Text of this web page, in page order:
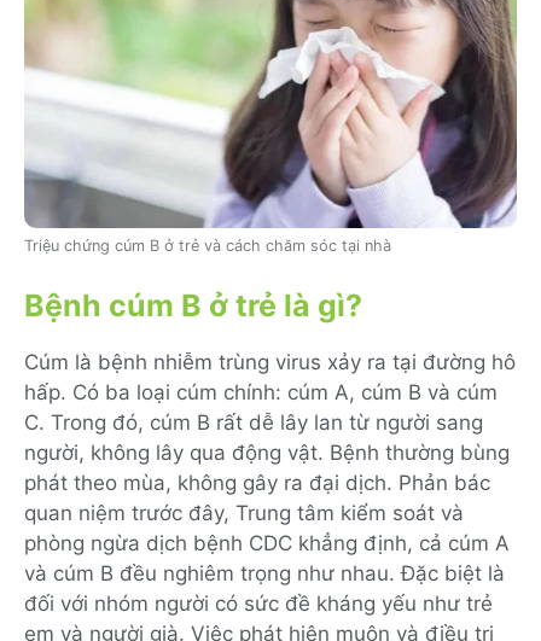
Triệu chứng cúm B ở trẻ và cách chăm sóc tại nhà
Bệnh cúm B ở trẻ là gì?
Cúm là bệnh nhiễm trùng virus xảy ra tại đường hô
hấp. Có ba loại cúm chính: cúm A, cúm B và cúm
C. Trong đó, cúm B rất dễ lây lan từ người sang
người, không lây qua động vật. Bệnh thường bùng
phát theo mùa, không gây ra đại dịch. Phản bác
quan niệm trước đây, Trung tâm kiểm soát và
phòng ngừa dịch bệnh CDC khẳng định, cả cúm A
và cúm B đều nghiêm trọng như nhau. Đặc biệt là
đối với nhóm người có sức đề kháng yếu như trẻ
em và người già. Việc phát hiện muộn và điều trị